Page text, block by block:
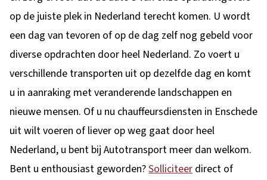
op de juiste plek in Nederland terecht komen. U wordt
een dag van tevoren of op de dag zelf nog gebeld voor
diverse opdrachten door heel Nederland. Zo voert u
verschillende transporten uit op dezelfde dag en komt
u in aanraking met veranderende landschappen en
nieuwe mensen. Of u nu chauffeursdiensten in Enschede
uit wilt voeren of liever op weg gaat door heel
Nederland, u bent bij Autotransport meer dan welkom.
Bent u enthousiast geworden?Solliciteer direct of